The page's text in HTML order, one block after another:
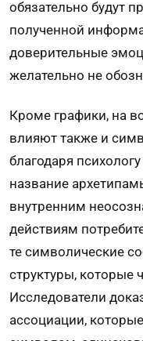
обязательно будут
полученной
доверительные
желательно не
Кроме графики, на
влияют также и
благодаря
название
внутренним
действиям
те символические
структуры, которые
Исследователи
ассоциации,